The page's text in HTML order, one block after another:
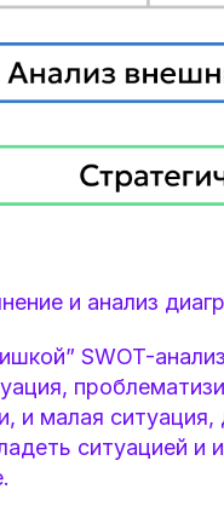
и анализ
SWOT-
и малая ситуация,
ситуацией